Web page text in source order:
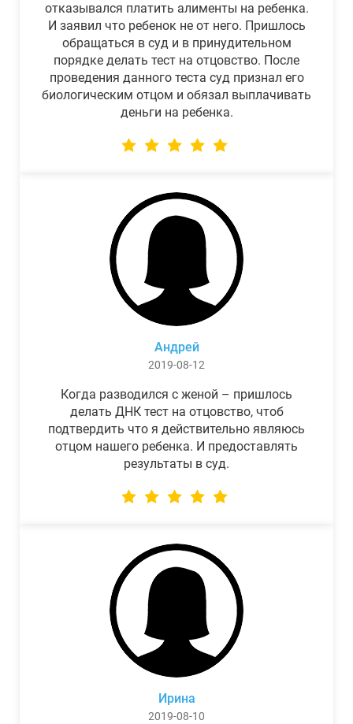
отказывался платить алименты на ребенка.
И заявил что ребенок не от него. Пришлось
обращаться в суд и в принудительном
порядке делать тест на отцовство. После
проведения данного теста суд признал его
биологическим отцом и обязал выплачивать
деньги на ребенка.
Андрей
2019-08-12
Когда разводился с женой – пришлось
делать ДНК тест на отцовство, чтоб
подтвердить что я действительно являюсь
отцом нашего ребенка. И предоставлять
результаты в суд.
Ирина
2019-08-10